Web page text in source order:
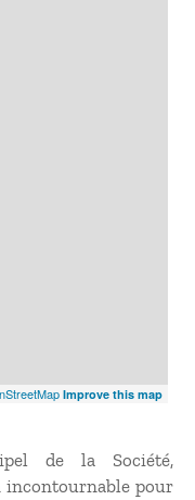
Improve this map
de la Société,
incontournable pour